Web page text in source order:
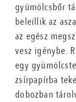
gyümölcsbőr
beleillik az
az egész
vesz igénybe.
egy
zsírpapírba
dobozban